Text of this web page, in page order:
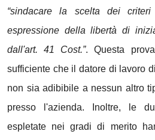
“sindacare la scelta dei
espressione della libertà di
dall'art. 41 Cost.”. Questa
sufficiente che il datore di lavoro
non sia adibibile a nessun altro
presso l'azienda. Inoltre, le
espletate nei gradi di merito